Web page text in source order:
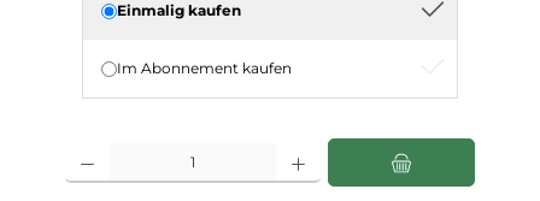
Einmalig kaufen
Im Abonnement kaufen